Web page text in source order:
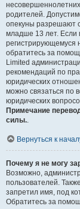
родителей.
опекуны разрешают
младше 13 лет. Если
регистрирующемуся
обратитесь за
Limited
рекомендаций по
юридических
можно связаться по
юридических
Примечание
силы..
Вернуться к
Почему я не могу
Возможно,
пользователей.
запретил имя, под
Обратитесь за